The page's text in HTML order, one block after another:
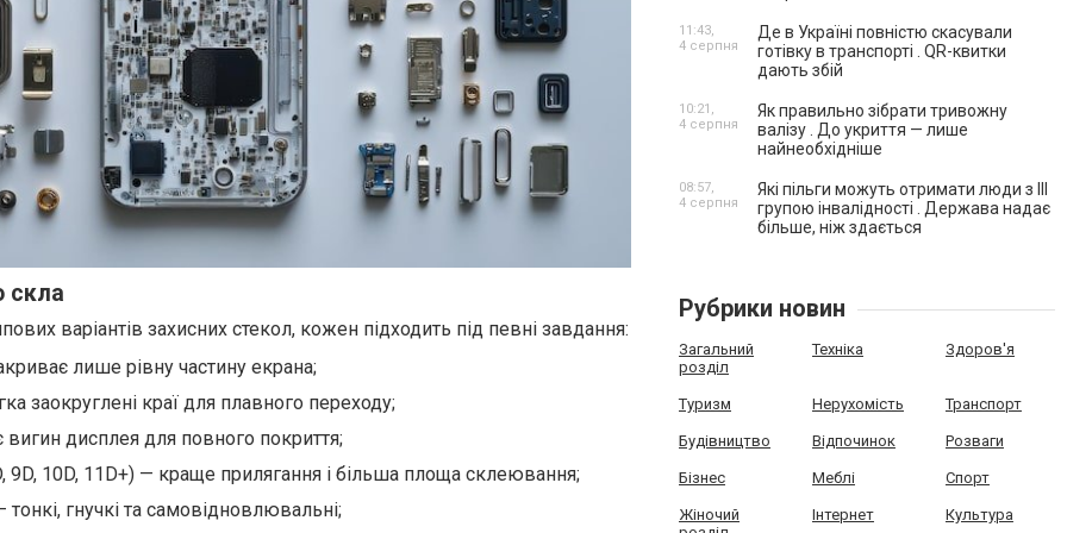
скла
варіантів захисних стекол, кожен підходить під певні завдання:
лише рівну частину екрана;
заокруглені краї для плавного переходу;
дисплея для повного покриття;
9D, 10D, 11D+) — краще прилягання і більша площа склеювання;
тонкі, гнучкі та самовідновлювальні;
Де в Україні повністю скасували
готівку в транспорті . QR-квитки
дають збій
11:43,
4 серпня
Як правильно зібрати тривожну
валізу . До укриття — лише
найнеобхідніше
10:21,
4 серпня
Які пільги можуть отримати люди з III
групою інвалідності . Держава надає
більше, ніж здається
08:57,
4 серпня
Рубрики новин
Загальний
розділ
Техніка Здоров'я
Туризм Нерухомість Транспорт
Будівництво Відпочинок Розваги
Бізнес Меблі Спорт
Жіночий
Інтернет Культура